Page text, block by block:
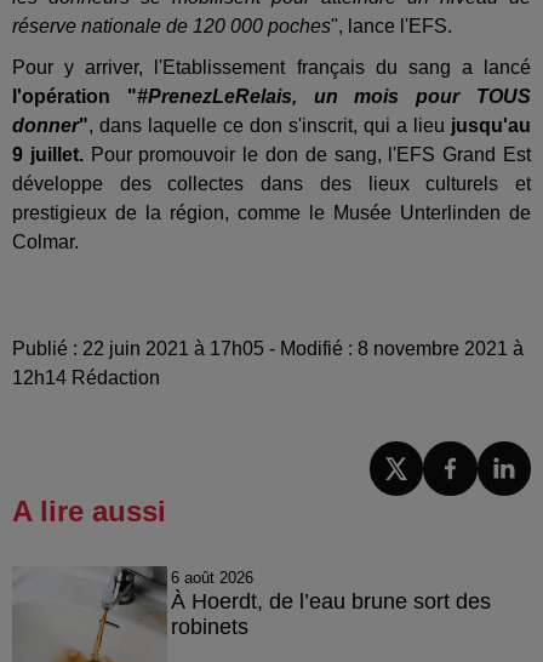
réserve nationale de 120 000 poches", lance l'EFS.
Pour y arriver, l'Etablissement français du sang a lancé
l'opération "#PrenezLeRelais, un mois pour TOUS
donner", dans laquelle ce don s'inscrit, qui a lieu jusqu'au
9 juillet. Pour promouvoir le don de sang, l'EFS Grand Est
développe des collectes dans des lieux culturels et
prestigieux de la région, comme le Musée Unterlinden de
Colmar.
Publié : 22 juin 2021 à 17h05 - Modifié : 8 novembre 2021 à
12h14 Rédaction
A lire aussi
6 août 2026
À Hoerdt, de l’eau brune sort des
robinets